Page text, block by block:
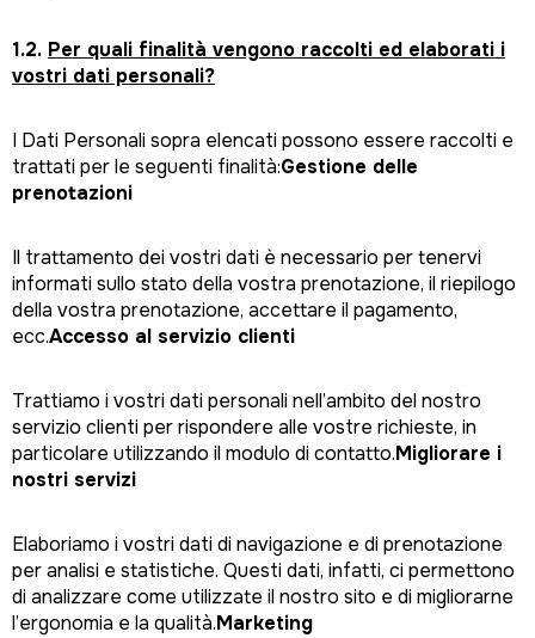
1.2. Per quali finalità vengono raccolti ed elaborati i
vostri dati personali?
I Dati Personali sopra elencati possono essere raccolti e
trattati per le seguenti finalità:Gestione delle
prenotazioni
Il trattamento dei vostri dati è necessario per tenervi
informati sullo stato della vostra prenotazione, il riepilogo
della vostra prenotazione, accettare il pagamento,
ecc.Accesso al servizio clienti
Trattiamo i vostri dati personali nell’ambito del nostro
servizio clienti per rispondere alle vostre richieste, in
particolare utilizzando il modulo di contatto.Migliorare i
nostri servizi
Elaboriamo i vostri dati di navigazione e di prenotazione
per analisi e statistiche. Questi dati, infatti, ci permettono
di analizzare come utilizzate il nostro sito e di migliorarne
l’ergonomia e la qualità.Marketing